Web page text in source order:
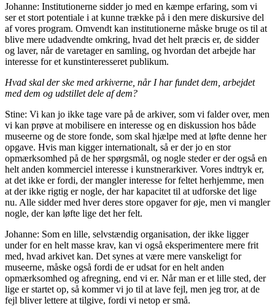
Johanne: Institutionerne sidder jo med en kæmpe erfaring, som vi
ser et stort potentiale i at kunne trække på i den mere diskursive del
af vores program. Omvendt kan institutionerne måske bruge os til at
blive mere udadvendte omkring, hvad det helt præcis er, de sidder
og laver, når de varetager en samling, og hvordan det arbejde har
interesse for et kunstinteresseret publikum.
Hvad skal der ske med arkiverne, når I har fundet dem, arbejdet
med dem og udstillet dele af dem?
Stine: Vi kan jo ikke tage vare på de arkiver, som vi falder over, men
vi kan prøve at mobilisere en interesse og en diskussion hos både
museerne og de store fonde, som skal hjælpe med at løfte denne her
opgave. Hvis man kigger internationalt, så er der jo en stor
opmærksomhed på de her spørgsmål, og nogle steder er der også en
helt anden kommerciel interesse i kunstnerarkiver. Vores indtryk er,
at det ikke er fordi, der mangler interesse for feltet herhjemme, men
at der ikke rigtig er nogle, der har kapacitet til at udforske det lige
nu. Alle sidder med hver deres store opgaver for øje, men vi mangler
nogle, der kan løfte lige det her felt.
Johanne: Som en lille, selvstændig organisation, der ikke ligger
under for en helt masse krav, kan vi også eksperimentere mere frit
med, hvad arkivet kan. Det synes at være mere vanskeligt for
museerne, måske også fordi de er udsat for en helt anden
opmærksomhed og afregning, end vi er. Når man er et lille sted, der
lige er startet op, så kommer vi jo til at lave fejl, men jeg tror, at de
fejl bliver lettere at tilgive, fordi vi netop er små.